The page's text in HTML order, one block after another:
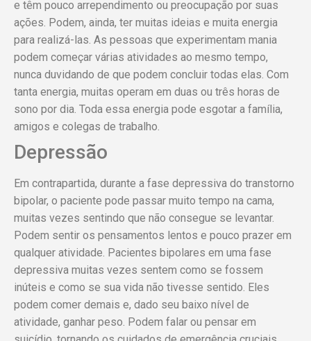
e têm pouco arrependimento ou preocupação por suas
ações. Podem, ainda, ter muitas ideias e muita energia
para realizá-las. As pessoas que experimentam mania
podem começar várias atividades ao mesmo tempo,
nunca duvidando de que podem concluir todas elas. Com
tanta energia, muitas operam em duas ou três horas de
sono por dia. Toda essa energia pode esgotar a família,
amigos e colegas de trabalho.
Depressão
Em contrapartida, durante a fase depressiva do transtorno
bipolar, o paciente pode passar muito tempo na cama,
muitas vezes sentindo que não consegue se levantar.
Podem sentir os pensamentos lentos e pouco prazer em
qualquer atividade. Pacientes bipolares em uma fase
depressiva muitas vezes sentem como se fossem
inúteis e como se sua vida não tivesse sentido. Eles
podem comer demais e, dado seu baixo nível de
atividade, ganhar peso. Podem falar ou pensar em